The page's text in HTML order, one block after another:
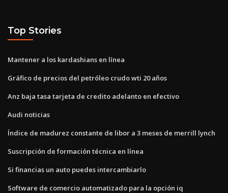
Top Stories
Mantener a los kardashians en línea
Gráfico de precios del petróleo crudo wti 20 años
Anz baja tasa tarjeta de credito adelanto en efectivo
Audi noticias
Índice de madurez constante de libor a 3 meses de merrill lynch
Suscripción de formación técnica en línea
Si financias un auto puedes intercambiarlo
Software de comercio automatizado para la opción iq